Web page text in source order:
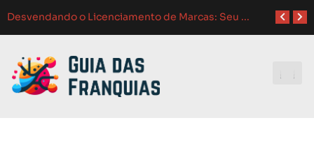
Como Adaptar Estratégias de Marketing Atendimento ao Cliente em Franquias: O Guia Completo para o SucessoMelhores Ferramentas de Gerenciamento para Franquias em 2024: Guia Completo
Como Franquias se Adaptam a Mudanças de Mercado: Guia Completo